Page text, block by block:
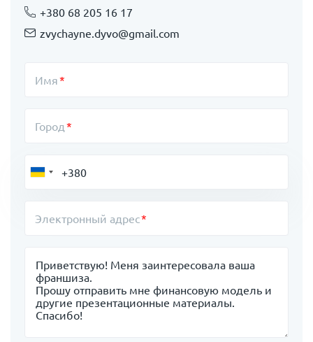
+380 68 205 16 17
zvychayne.dyvo@gmail.com
Имя
Город
Электронный адрес